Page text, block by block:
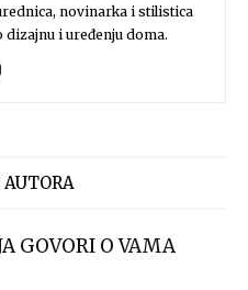
novinarka i stilistica
i uređenju doma.
GOVORI O VAMA